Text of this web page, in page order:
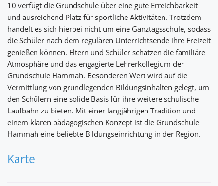
10 verfügt die Grundschule über eine gute Erreichbarkeit
und ausreichend Platz für sportliche Aktivitäten. Trotzdem
handelt es sich hierbei nicht um eine Ganztagsschule, sodass
die Schüler nach dem regulären Unterrichtsende ihre Freizeit
genießen können. Eltern und Schüler schätzen die familiäre
Atmosphäre und das engagierte Lehrerkollegium der
Grundschule Hammah. Besonderen Wert wird auf die
Vermittlung von grundlegenden Bildungsinhalten gelegt, um
den Schülern eine solide Basis für ihre weitere schulische
Laufbahn zu bieten. Mit einer langjährigen Tradition und
einem klaren pädagogischen Konzept ist die Grundschule
Hammah eine beliebte Bildungseinrichtung in der Region.
Karte